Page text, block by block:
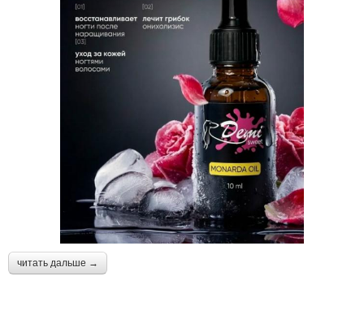
читать дальше →